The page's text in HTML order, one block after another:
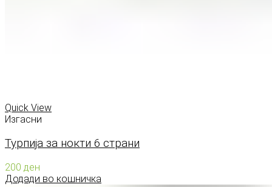
Quick View
Изгасни
Турпија за нокти 6 страни
200 ден
Додади во кошничка